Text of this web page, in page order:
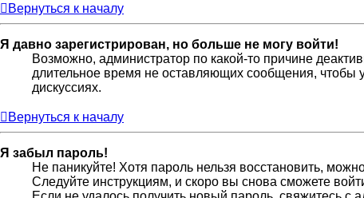
Вернуться к началу
Я давно зарегистрирован, но больше не могу войти!
Возможно, администратор по какой-то причине
длительное время не оставляющих сообщения, чтобы
дискуссиях.
Вернуться к началу
Я забыл пароль!
Не паникуйте! Хотя пароль нельзя восстановить,
Следуйте инструкциям, и скоро вы снова сможете